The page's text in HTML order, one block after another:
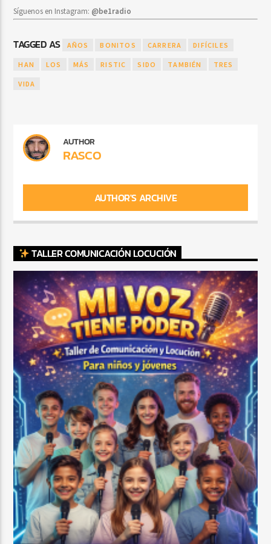
Síguenos en Instagram: @be1radio
TAGGED AS AÑOS BONITOS CARRERA DIFÍCILES
HAN LOS MÁS RISTIC SIDO TAMBIÉN TRES
VIDA
AUTHOR
RASCO
AUTHOR'S ARCHIVE
TALLER COMUNICACIÓN LOCUCIÓN